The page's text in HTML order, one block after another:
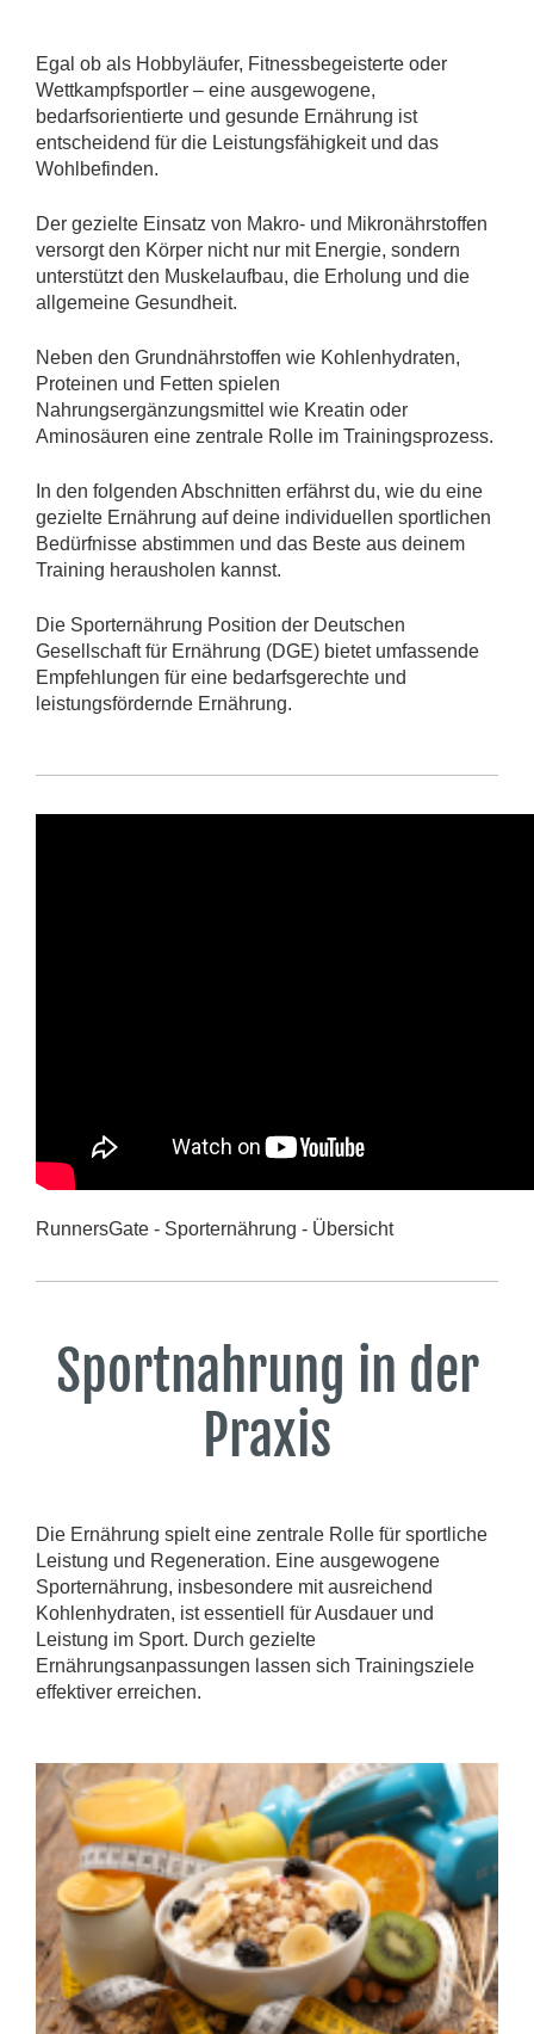
Egal ob als Hobbyläufer, Fitnessbegeisterte oder
Wettkampfsportler – eine ausgewogene,
bedarfsorientierte und gesunde Ernährung ist
entscheidend für die Leistungsfähigkeit und das
Wohlbefinden.
Der gezielte Einsatz von Makro- und Mikronährstoffen
versorgt den Körper nicht nur mit Energie, sondern
unterstützt den Muskelaufbau, die Erholung und die
allgemeine Gesundheit.
Neben den Grundnährstoffen wie Kohlenhydraten,
Proteinen und Fetten spielen
Nahrungsergänzungsmittel wie Kreatin oder
Aminosäuren eine zentrale Rolle im Trainingsprozess.
In den folgenden Abschnitten erfährst du, wie du eine
gezielte Ernährung auf deine individuellen sportlichen
Bedürfnisse abstimmen und das Beste aus deinem
Training herausholen kannst.
Die Sporternährung Position der Deutschen
Gesellschaft für Ernährung (DGE) bietet umfassende
Empfehlungen für eine bedarfsgerechte und
leistungsfördernde Ernährung.
RunnersGate - Sporternährung - Übersicht
Sportnahrung in der
Praxis
Die Ernährung spielt eine zentrale Rolle für sportliche
Leistung und Regeneration. Eine ausgewogene
Sporternährung, insbesondere mit ausreichend
Kohlenhydraten, ist essentiell für Ausdauer und
Leistung im Sport. Durch gezielte
Ernährungsanpassungen lassen sich Trainingsziele
effektiver erreichen.